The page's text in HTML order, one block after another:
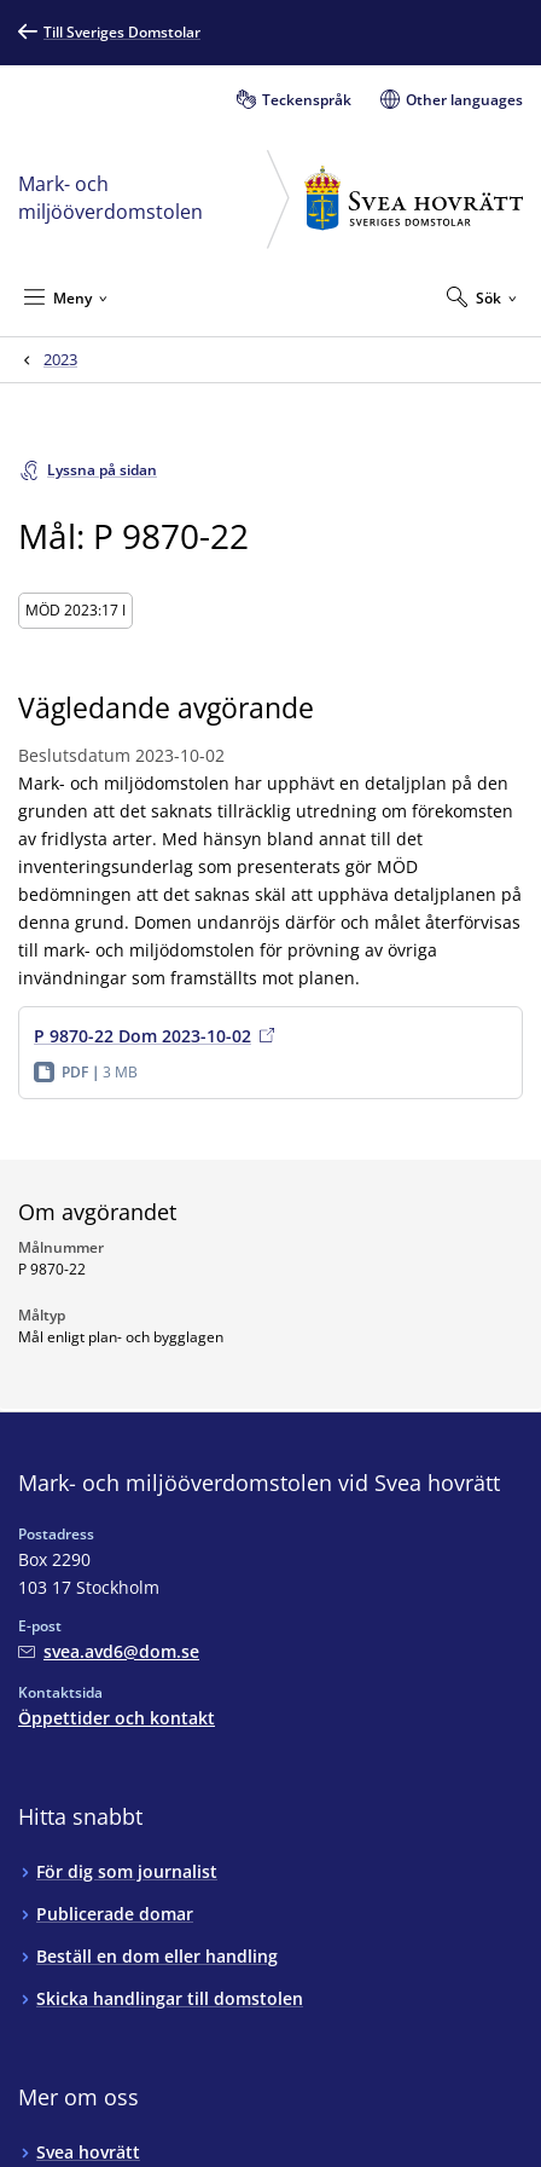
Till Sveriges Domstolar
Teckenspråk Other languages
Mark- och
miljööverdomstolen
Sök
Meny
2023
Lyssna på sidan
Mål: P 9870-22
MÖD 2023:17 I
Vägledande avgörande
Beslutsdatum 2023-10-02
Mark- och miljödomstolen har upphävt en detaljplan på den
grunden att det saknats tillräcklig utredning om förekomsten
av fridlysta arter. Med hänsyn bland annat till det
inventeringsunderlag som presenterats gör MÖD
bedömningen att det saknas skäl att upphäva detaljplanen på
denna grund. Domen undanröjs därför och målet återförvisas
till mark- och miljödomstolen för prövning av övriga
invändningar som framställts mot planen.
P 9870-22 Dom 2023-10-02
PDF 3 MB
Om avgörandet
Målnummer
P 9870-22
Måltyp
Mål enligt plan- och bygglagen
Mark- och miljööverdomstolen vid Svea hovrätt
Postadress
Box 2290
103 17 Stockholm
E-post
svea.avd6@dom.se
Kontaktsida
Öppettider och kontakt
Hitta snabbt
För dig som journalist
Publicerade domar
Beställ en dom eller handling
Skicka handlingar till domstolen
Mer om oss
Svea hovrätt